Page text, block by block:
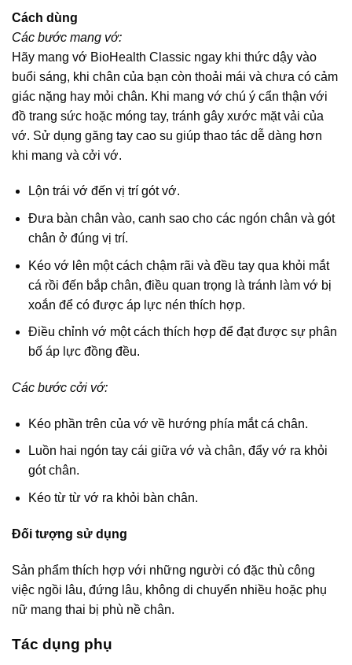
Cách dùng
Các bước mang vớ:
Hãy mang vớ BioHealth Classic ngay khi thức dậy vào
buổi sáng, khi chân của bạn còn thoải mái và chưa có cảm
giác nặng hay mỏi chân. Khi mang vớ chú ý cẩn thận với
đồ trang sức hoặc móng tay, tránh gây xước mặt vải của
vớ. Sử dụng găng tay cao su giúp thao tác dễ dàng hơn
khi mang và cởi vớ.
Lộn trái vớ đến vị trí gót vớ.
Đưa bàn chân vào, canh sao cho các ngón chân và gót
chân ở đúng vị trí.
Kéo vớ lên một cách chậm rãi và đều tay qua khỏi mắt
cá rồi đến bắp chân, điều quan trọng là tránh làm vớ bị
xoắn để có được áp lực nén thích hợp.
Điều chỉnh vớ một cách thích hợp để đạt được sự phân
bố áp lực đồng đều.
Các bước cởi vớ:
Kéo phần trên của vớ về hướng phía mắt cá chân.
Luồn hai ngón tay cái giữa vớ và chân, đẩy vớ ra khỏi
gót chân.
Kéo từ từ vớ ra khỏi bàn chân.
Đối tượng sử dụng
Sản phẩm thích hợp với những người có đặc thù công
việc ngồi lâu, đứng lâu, không di chuyển nhiều hoặc phụ
nữ mang thai bị phù nề chân.
Tác dụng phụ